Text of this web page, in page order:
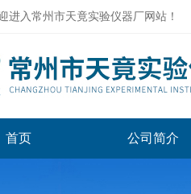
进入常州市天竟实验仪器厂网站！
首页 公司简介